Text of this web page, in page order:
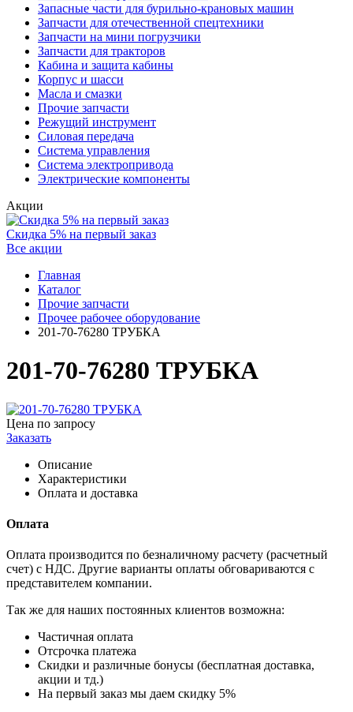
Запасные части для бурильно-крановых машин
Запчасти для отечественной спецтехники
Запчасти на мини погрузчики
Запчасти для тракторов
Кабина и защита кабины
Корпус и шасси
Масла и смазки
Прочие запчасти
Режущий инструмент
Силовая передача
Система управления
Система электропривода
Электрические компоненты
Акции
Скидка 5% на первый заказ
Все акции
Главная
Каталог
Прочие запчасти
Прочее рабочее оборудование
201-70-76280 ТРУБКА
201-70-76280 ТРУБКА
Цена по запросу
Заказать
Описание
Характеристики
Оплата и доставка
Оплата
Оплата производится по безналичному расчету (расчетный
счет) с НДС. Другие варианты оплаты обговариваются с
представителем компании.
Так же для наших постоянных клиентов возможна:
Частичная оплата
Отсрочка платежа
Cкидки и различные бонусы (бесплатная доставка,
акции и тд.)
На первый заказ мы даем скидку 5%